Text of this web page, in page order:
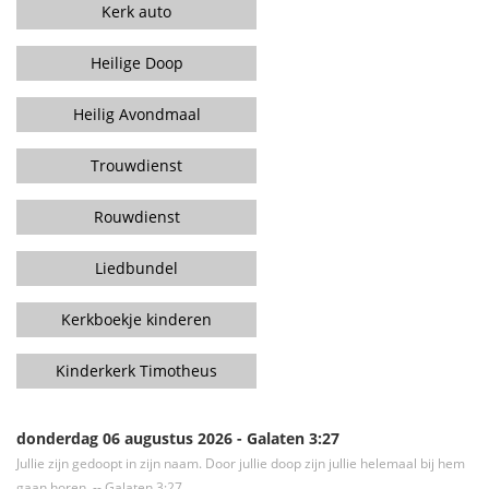
Kerk auto
Heilige Doop
Heilig Avondmaal
Trouwdienst
Rouwdienst
Liedbundel
Kerkboekje kinderen
Kinderkerk Timotheus
donderdag 06 augustus 2026 - Galaten 3:27
Jullie zijn gedoopt in zijn naam. Door jullie doop zijn jullie helemaal bij hem